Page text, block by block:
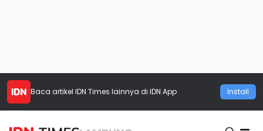
Baca artikel IDN Times lainnya di IDN App Install